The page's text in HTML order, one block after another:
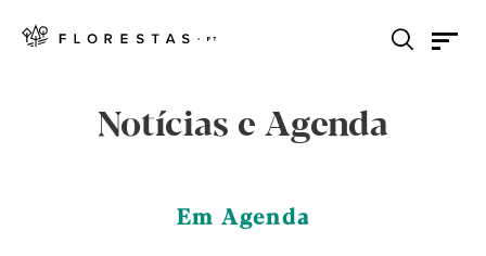
Notícias e Agenda
Em Agenda